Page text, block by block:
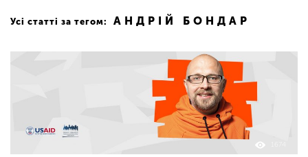
Усі статті за тегом: АНДРІЙ БОНДАР